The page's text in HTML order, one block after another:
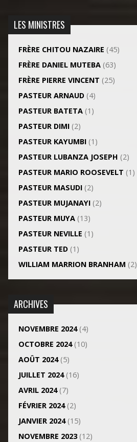
LES MINISTRES
FRÈRE CHITOU NAZAIRE (45)
FRÈRE DANIEL MUTEBA(63)
FRÈRE PIERRE VINCENT (25)
PASTEUR ARNAUD(4)
PASTEUR BATETA(1)
PASTEUR DIMI(2)
PASTEUR KAYUMBI(1)
PASTEUR LUBANZA JOSEPH (2)
PASTEUR MARIO ROOSEVELT (1)
PASTEUR MASUDI(2)
PASTEUR MUJANAYI(2)
PASTEUR MUYA(13)
PASTEUR NEVILLE (1)
PASTEUR TED(1)
WILLIAM MARRION BRANHAM (2)
ARCHIVES
NOVEMBRE 2024(4)
OCTOBRE 2024(10)
AOÛT 2024(5)
JUILLET 2024(16)
AVRIL 2024(7)
FÉVRIER 2024(2)
JANVIER 2024(15)
NOVEMBRE 2023(12)